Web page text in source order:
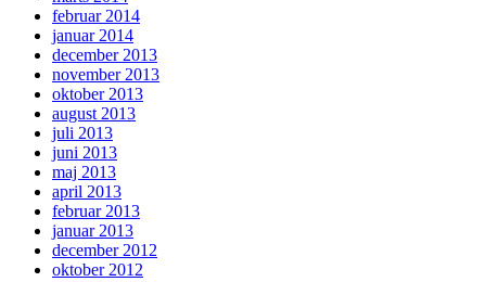
februar 2014
januar 2014
december 2013
november 2013
oktober 2013
august 2013
juli 2013
juni 2013
maj 2013
april 2013
februar 2013
januar 2013
december 2012
oktober 2012